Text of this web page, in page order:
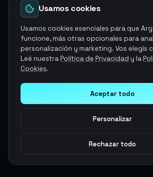
esta disponible
Volver a la página de
Explorar otros
Usamos cookies
Usamos cookies esenciales para que
funcione, más otras opcionales para
personalización y marketing. Vos elegís
Leé nuestraPolítica de Privacidad y la
Cookies.
Aceptar todo
Personalizar
Rechazar todo